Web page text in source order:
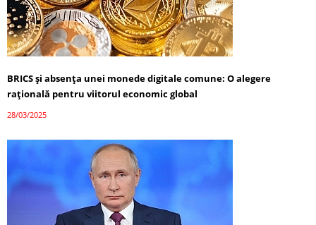
BRICS și absența unei monede digitale comune: O alegere
rațională pentru viitorul economic global
28/03/2025